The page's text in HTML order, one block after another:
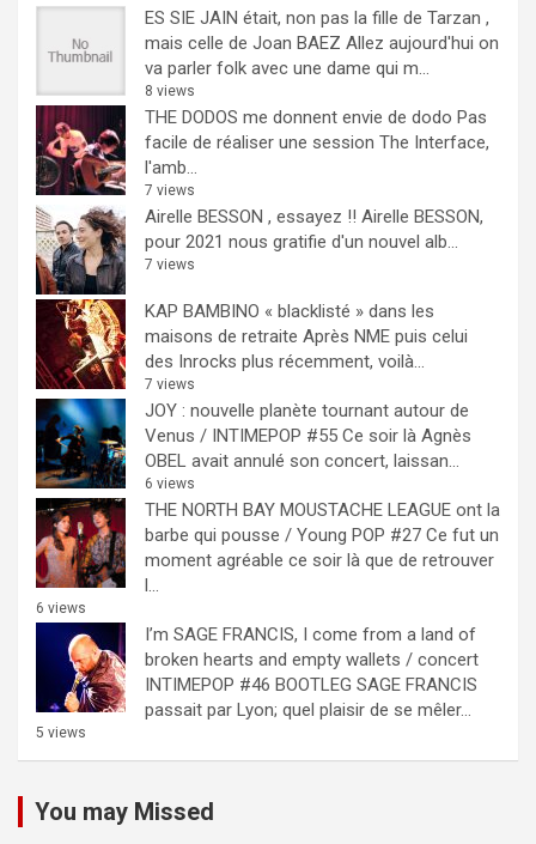
ES SIE JAIN était, non pas la fille de Tarzan ,
mais celle de Joan BAEZ Allez aujourd'hui on
va parler folk avec une dame qui m...
8 views
THE DODOS me donnent envie de dodo Pas
facile de réaliser une session The Interface,
l'amb...
7 views
Airelle BESSON , essayez !! Airelle BESSON,
pour 2021 nous gratifie d'un nouvel alb...
7 views
KAP BAMBINO « blacklisté » dans les
maisons de retraite Après NME puis celui
des Inrocks plus récemment, voilà...
7 views
JOY : nouvelle planète tournant autour de
Venus / INTIMEPOP #55 Ce soir là Agnès
OBEL avait annulé son concert, laissan...
6 views
THE NORTH BAY MOUSTACHE LEAGUE ont la
barbe qui pousse / Young POP #27 Ce fut un
moment agréable ce soir là que de retrouver
l...
6 views
I’m SAGE FRANCIS, I come from a land of
broken hearts and empty wallets / concert
INTIMEPOP #46 BOOTLEG SAGE FRANCIS
passait par Lyon; quel plaisir de se mêler...
5 views
You may Missed